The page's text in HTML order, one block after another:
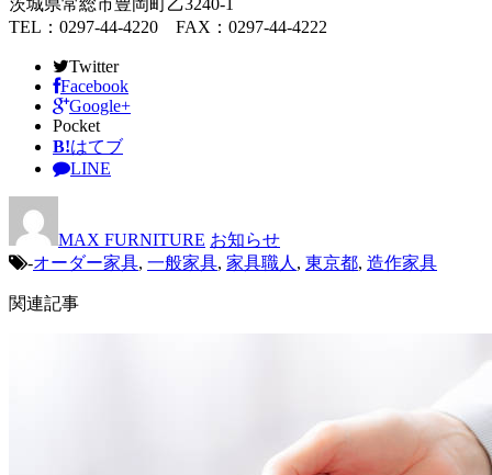
TEL：0297-44-4220 FAX：0297-44-4222
Twitter
Facebook
Google+
Pocket
B!はてブ
LINE
MAX FURNITURE お知らせ
-オーダー家具, 一般家具, 家具職人 , 東京都, 造作家具
関連記事